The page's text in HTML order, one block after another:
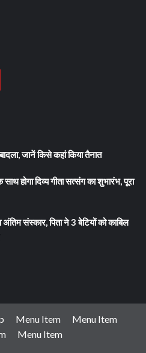
जानें किसे कहां किया तैनात
होगा दिव्य गीता सत्संग का शुभारंभ, पूरा
संस्कार, पिता ने 3 बेटियों को काबिल
Menu Item
Menu Item
Menu Item